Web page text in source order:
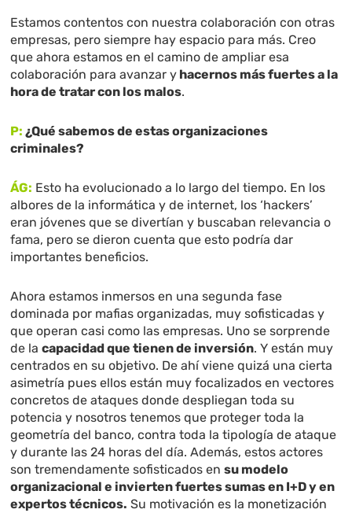
Estamos contentos con nuestra colaboración con otras
empresas, pero siempre hay espacio para más. Creo
que ahora estamos en el camino de ampliar esa
colaboración para avanzar y hacernos más fuertes a la
hora de tratar con los malos.
P: ¿Qué sabemos de estas organizaciones
criminales?
ÁG: Esto ha evolucionado a lo largo del tiempo. En los
albores de la informática y de internet, los ‘hackers’
eran jóvenes que se divertían y buscaban relevancia o
fama, pero se dieron cuenta que esto podría dar
importantes beneficios.
Ahora estamos inmersos en una segunda fase
dominada por mafias organizadas, muy sofisticadas y
que operan casi como las empresas. Uno se sorprende
de lacapacidad que tienen de inversión. Y están muy
centrados en su objetivo. De ahí viene quizá una cierta
asimetría pues ellos están muy focalizados en vectores
concretos de ataques donde despliegan toda su
potencia y nosotros tenemos que proteger toda la
geometría del banco, contra toda la tipología de ataque
y durante las 24 horas del día. Además, estos actores
son tremendamente sofisticados ensu modelo
organizacional e invierten fuertes sumas en I+D y en
expertos técnicos. Su motivación es la monetización